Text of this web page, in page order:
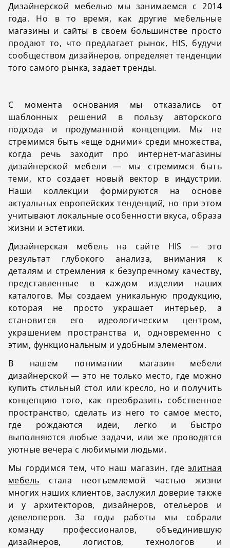
Дизайнерской мебелью мы занимаемся с 2014
года. Но в то время, как другие мебельные
магазины и сайты в своем большинстве просто
продают то, что предлагает рынок, HIS, будучи
сообществом дизайнеров, определяет тенденции
того самого рынка, задает тренды.
С момента основания мы отказались от
шаблонных решений в пользу авторского
подхода и продуманной концепции. Мы не
стремимся быть «еще одними» среди множества,
когда речь заходит про интернет-магазины
дизайнерской мебели — мы стремимся быть
теми, кто создает новый вектор в индустрии.
Наши коллекции формируются на основе
актуальных европейских тенденций, но при этом
учитывают локальные особенности вкуса, образа
жизни и эстетики.
Дизайнерская мебель на сайте HIS — это
результат глубокого анализа, внимания к
деталям и стремления к безупречному качеству,
представленные в каждом изделии наших
каталогов. Мы создаем уникальную продукцию,
которая не просто украшает интерьер, а
становится его идеологическим центром,
украшением пространства и, одновременно с
этим, функциональным и удобным элементом.
В нашем понимании магазин мебели
дизайнерской — это не только место, где можно
купить стильный стол или кресло, но и получить
концепцию того, как преобразить собственное
пространство, сделать из него то самое место,
где рождаются идеи, легко и быстро
выполняются любые задачи, или же проводятся
уютные вечера с любимыми людьми.
Мы гордимся тем, что наш магазин, где элитная
мебель стала неотъемлемой частью жизни
многих наших клиентов, заслужил доверие также
и у архитекторов, дизайнеров, отельеров и
девелоперов. За годы работы мы собрали
команду профессионалов, объединившую
дизайнеров, логистов, технологов и